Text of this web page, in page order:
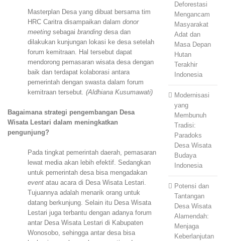
Masterplan Desa yang dibuat bersama tim
HRC Caritra disampaikan dalam donor
meeting sebagai branding desa dan
dilakukan kunjungan lokasi ke desa setelah
forum kemitraan. Hal tersebut dapat
mendorong pemasaran wisata desa dengan
baik dan terdapat kolaborasi antara
pemerintah dengan swasta dalam forum
kemitraan tersebut. (Aldhiana Kusumawati)
Bagaimana strategi pengembangan Desa
Wisata Lestari dalam meningkatkan
pengunjung?
Pada tingkat pemerintah daerah, pemasaran
lewat media akan lebih efektif. Sedangkan
untuk pemerintah desa bisa mengadakan
event atau acara di Desa Wisata Lestari.
Tujuannya adalah menarik orang untuk
datang berkunjung. Selain itu Desa Wisata
Lestari juga terbantu dengan adanya forum
antar Desa Wisata Lestari di Kabupaten
Wonosobo, sehingga antar desa bisa
Deforestasi
Mengancam
Masyarakat
Adat dan
Masa Depan
Hutan
Terakhir
Indonesia
Modernisasi
yang
Membunuh
Tradisi:
Paradoks
Desa Wisata
Budaya
Indonesia
Potensi dan
Tantangan
Desa Wisata
Alamendah:
Menjaga
Keberlanjutan